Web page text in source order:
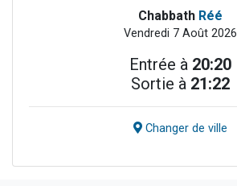
Chabbath Réé
Vendredi 7 Août 2026
Entrée à 20:20
Sortie à 21:22
Changer de ville